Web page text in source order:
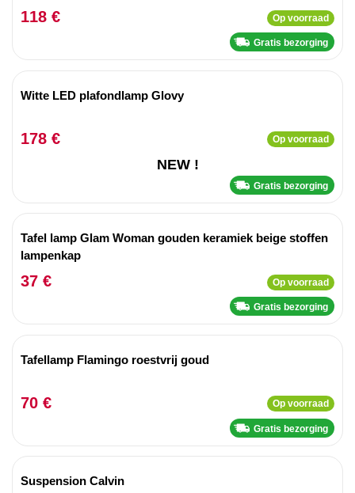
118 € Op voorraad
Gratis bezorging
Witte LED plafondlamp Glovy
178 € Op voorraad
NEW !
Gratis bezorging
Tafel lamp Glam Woman gouden keramiek beige stoffen
lampenkap
37 € Op voorraad
Gratis bezorging
Tafellamp Flamingo roestvrij goud
70 € Op voorraad
Gratis bezorging
Suspension Calvin